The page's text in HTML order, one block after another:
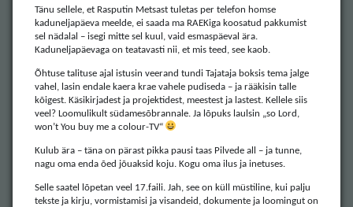
Tänu sellele, et Rasputin Metsast tuletas per telefon homse
kaduneljapäeva meelde, ei saada ma RAEKiga koosatud pakkumist
sel nädalal – isegi mitte sel kuul, vaid esmaspäeval ära.
Kaduneljapäevaga on teatavasti nii, et mis teed, see kaob.
Õhtuse talituse ajal istusin veerand tundi Tajataja boksis tema jalge
vahel, lasin endale kaera krae vahele pudiseda – ja rääkisin talle
kõigest. Käsikirjadest ja projektidest, meestest ja lastest. Kellele siis
veel? Loomulikult südamesõbrannale. Ja lõpuks laulsin „so Lord,
won’t You buy me a colour-TV“
Kulub ära – täna on pärast pikka pausi taas Pilvede all – ja tunne,
nagu oma enda õed jõuaksid koju. Kogu oma ilus ja inetuses.
Selle saatel lõpetan veel 17.faili. Jah, see on küll müstiline, kui palju
tekste ja kirju, vormistamisi ja visandeid, dokumente ja loomingut on